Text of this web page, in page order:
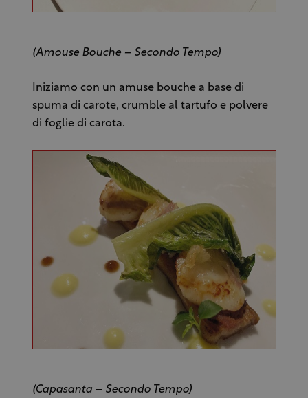
(Amouse Bouche – Secondo Tempo)
Iniziamo con un amuse bouche a base di
spuma di carote, crumble al tartufo e polvere
di foglie di carota.
(Capasanta – Secondo Tempo)